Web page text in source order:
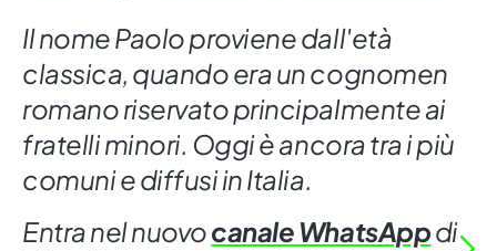
Il nome Paolo proviene dall'età
classica, quando era un cognomen
romano riservato principalmente ai
fratelli minori. Oggi è ancora tra i più
comuni e diffusi in Italia.
Entra nel nuovocanale WhatsAppdi